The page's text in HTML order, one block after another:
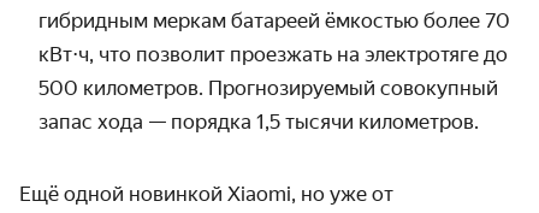
гибридным меркам батареей ёмкостью более 70
кВт⋅ч, что позволит проезжать на электротяге до
500 километров. Прогнозируемый совокупный
запас хода — порядка 1,5 тысячи километров.
Ещё одной новинкой Xiaomi, но уже от